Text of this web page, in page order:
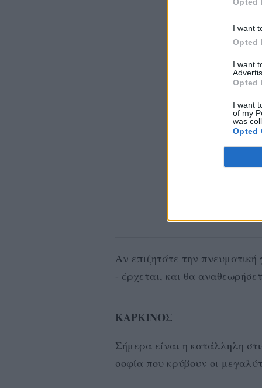
I want
Opted
I want
Opted
I want
of my
was
Opted
Αν επιζητάτε την
- έρχεται, και θα
ΚΑΡΚΙΝΟΣ
Σήμερα είναι η κατάλληλη
σοφία που κρύβουν οι